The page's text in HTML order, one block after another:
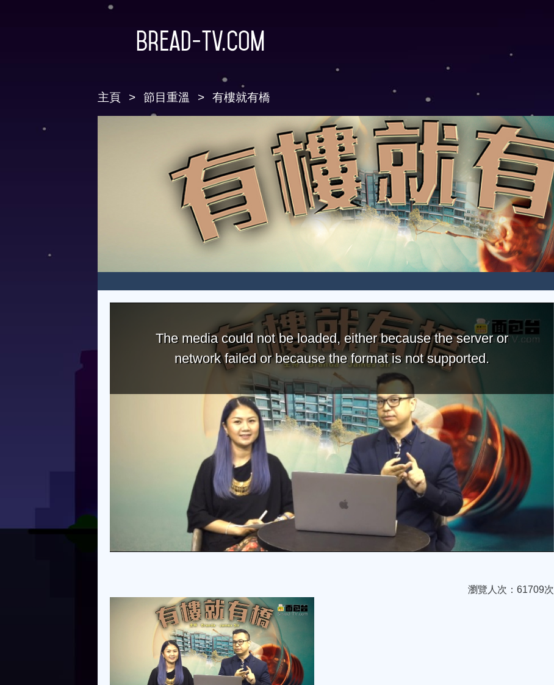
Bread-TV.com
主頁 節目重溫 有樓就有橋
The media could not be loaded, either because the server or
network failed or because the format is not supported.
瀏覽人次：61709次